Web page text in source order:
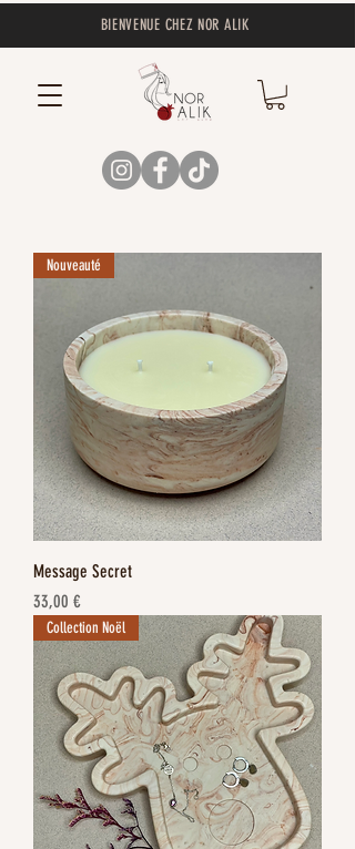
BIENVENUE CHEZ NOR ALIK
Nouveauté
Message Secret
Prix
33,00 €
Collection Noël